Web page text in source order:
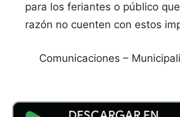
para los feriantes o público
razón no cuenten con estos
Comunicaciones –